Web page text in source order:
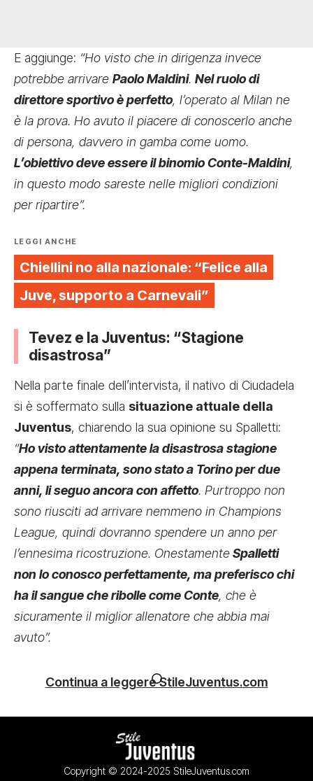
E aggiunge: “Ho visto che in dirigenza invece
potrebbe arrivare Paolo Maldini. Nel ruolo di
direttore sportivo è perfetto, l’operato al Milan ne
è la prova. Ho avuto il piacere di conoscerlo anche
di persona, davvero in gamba come uomo.
L’obiettivo deve essere il binomio Conte-Maldini,
in questo modo sareste nelle migliori condizioni
per ripartire”.
LEGGI ANCHE
Chiellini no alla nazionale: “Felice alla
Juve, supporto a Carnevali”
Tevez e la Juventus: “Stagione
disastrosa”
Nella parte finale dell’intervista, il nativo di Ciudadela
si è soffermato sulla situazione attuale della
Juventus, chiarendo la sua opinione su Spalletti:
“Ho visto attentamente la disastrosa stagione
appena terminata, sono stato a Torino per due
anni, li seguo ancora con affetto. Purtroppo non
sono riusciti ad arrivare nemmeno in Champions
League, quindi dovranno spendere un anno per
l’ennesima ricostruzione. OnestamenteSpalletti
non lo conosco perfettamente, ma preferisco chi
ha il sangue che ribolle come Conte, che è
sicuramente il miglior allenatore che abbia mai
avuto”.
Continua a leggere StileJuventus.com
Copyright © 2024-2025 StileJuventus.com